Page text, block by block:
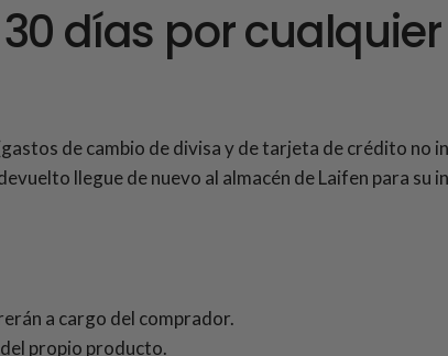
días por cualquier
gastos de cambio de divisa y de tarjeta de crédito no
llegue de nuevo al almacén de Laifen para su
a cargo del comprador.
propio producto.